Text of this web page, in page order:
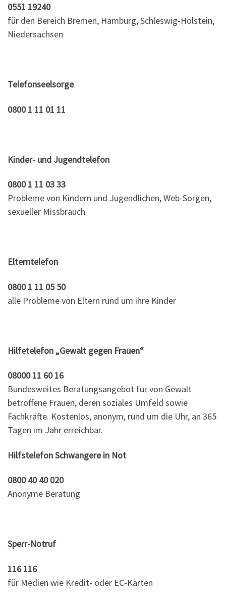
0551 19240
für den Bereich Bremen, Hamburg, Schleswig-Holstein,
Niedersachsen
Telefonseelsorge
0800 1 11 01 11
Kinder- und Jugendtelefon
0800 1 11 03 33
Probleme von Kindern und Jugendlichen, Web-Sorgen,
sexueller Missbrauch
Elterntelefon
0800 1 11 05 50
alle Probleme von Eltern rund um ihre Kinder
Hilfetelefon „Gewalt gegen Frauen“
08000 11 60 16
Bundesweites Beratungsangebot für von Gewalt
betroffene Frauen, deren soziales Umfeld sowie
Fachkräfte. Kostenlos, anonym, rund um die Uhr, an 365
Tagen im Jahr erreichbar.
Hilfstelefon Schwangere in Not
0800 40 40 020
Anonyme Beratung
Sperr-Notruf
116 116
für Medien wie Kredit- oder EC-Karten